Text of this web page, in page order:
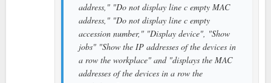
address," "Do not display line c empty MAC
address," "Do not display line c empty
accession number," "Display device", "Show
jobs" "Show the IP addresses of the devices in
a row the workplace" and "displays the MAC
addresses of the devices in a row the